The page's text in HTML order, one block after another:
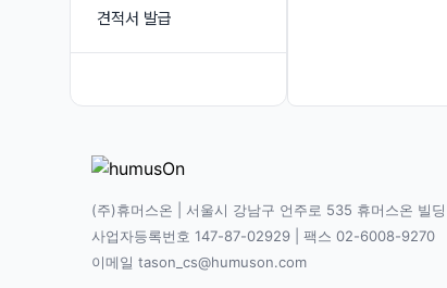
견적서 발급
(주)휴머스온 | 서울시 강남구 언주로 535 휴머스온 빌딩
사업자등록번호 147-87-02929 | 팩스 02-6008-9270
이메일 tason_cs@humuson.com